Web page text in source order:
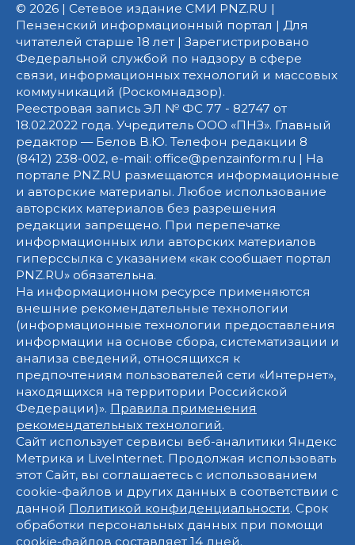
© 2026 | Сетевое издание СМИ PNZ.RU |
Пензенский информационный портал | Для
читателей старше 18 лет | Зарегистрировано
Федеральной службой по надзору в сфере
связи, информационных технологий и массовых
коммуникаций (Роскомнадзор).
Реестровая запись ЭЛ № ФС 77 - 82747 от
18.02.2022 года. Учредитель ООО «ПНЗ». Главный
редактор — Белов В.Ю. Телефон редакции 8
(8412) 238-002, e-mail: office@penzainform.ru | На
портале PNZ.RU размещаются информационные
и авторские материалы. Любое использование
авторских материалов без разрешения
редакции запрещено. При перепечатке
информационных или авторских материалов
гиперссылка с указанием «как сообщает портал
PNZ.RU» обязательна.
На информационном ресурсе применяются
внешние рекомендательные технологии
(информационные технологии предоставления
информации на основе сбора, систематизации и
анализа сведений, относящихся к
предпочтениям пользователей сети «Интернет»,
находящихся на территории Российской
Федерации)». Правила применения
рекомендательных технологий.
Сайт использует сервисы веб-аналитики Яндекс
Метрика и LiveInternet. Продолжая использовать
этот Сайт, вы соглашаетесь с использованием
cookie-файлов и других данных в соответствии с
данной Политикой конфиденциальности. Срок
обработки персональных данных при помощи
cookie-файлов составляет 14 дней.